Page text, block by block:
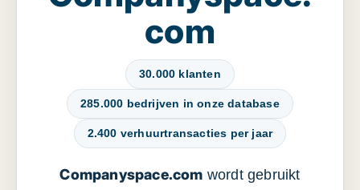
com
30.000 klanten
285.000 bedrijven in onze database
2.400 verhuurtransacties per jaar
Companyspace.com wordt gebruikt